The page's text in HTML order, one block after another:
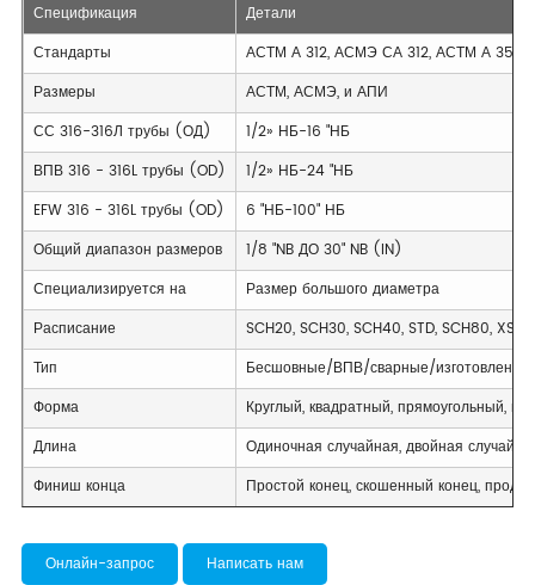
Спецификация
Детали
Стандарты
АСТМ А 312, АСМЭ СА 312, АСТМ А
Размеры
АСТМ, АСМЭ, и АПИ
СС 316-316Л трубы (ОД)
1/2» НБ-16 "НБ
ВПВ 316 - 316L трубы (OD)
1/2» НБ-24 "НБ
EFW 316 - 316L трубы (OD)
6 "НБ-100" НБ
Общий диапазон размеров
1/8 "NB ДО 30" NB (IN)
Специализируется на
Размер большого диаметра
Расписание
SCH20, SCH30, SCH40, STD, SCH80, XS,
Тип
Бесшовные/ВПВ/сварные/
Форма
Круглый, квадратный, прямоугольный,
Длина
Одиночная случайная, двойная
Финиш конца
Простой конец, скошенный конец,
Онлайн-запрос Написать нам